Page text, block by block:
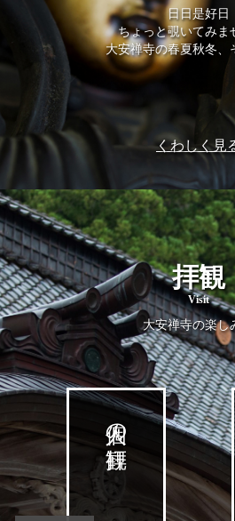
日日是好日
ちょっと覗いてみま
大安禅寺の春夏秋冬、
くわしく見
拝観
Visit
大安禅寺の楽し
個人の拝観